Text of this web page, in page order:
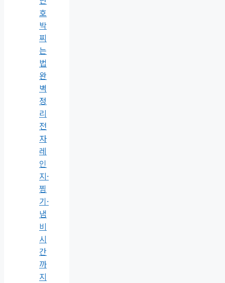
호
박
찌
는
법
완
벽
정
리
전
자
레
인
지·
찜
기·
냄
비
시
간
까
지